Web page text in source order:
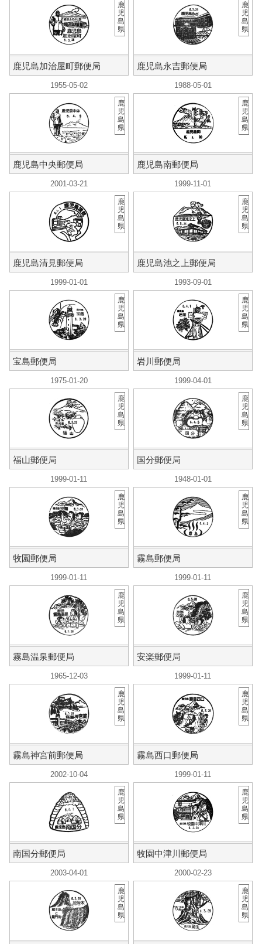
鹿児島加治屋町郵便局
鹿
児
島
県
鹿児島永吉郵便局
鹿
児
島
県
1955-05-02
鹿児島中央郵便局
鹿
児
島
県
1988-05-01
鹿児島南郵便局
鹿
児
島
県
2001-03-21
鹿児島清見郵便局
鹿
児
島
県
1999-11-01
鹿児島池之上郵便局
鹿
児
島
県
1999-01-01
宝島郵便局
鹿
児
島
県
1993-09-01
岩川郵便局
鹿
児
島
県
1975-01-20
福山郵便局
鹿
児
島
県
1999-04-01
国分郵便局
鹿
児
島
県
1999-01-11
牧園郵便局
鹿
児
島
県
1948-01-01
霧島郵便局
鹿
児
島
県
1999-01-11
霧島温泉郵便局
鹿
児
島
県
1999-01-11
安楽郵便局
鹿
児
島
県
1965-12-03
霧島神宮前郵便局
鹿
児
島
県
1999-01-11
霧島西口郵便局
鹿
児
島
県
2002-10-04
南国分郵便局
鹿
児
島
県
1999-01-11
牧園中津川郵便局
鹿
児
島
県
2003-04-01
鹿
児
島
県
2000-02-23
鹿
児
島
県